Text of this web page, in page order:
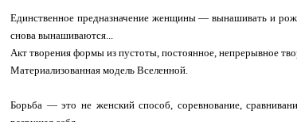
Единственное предназначение женщины — вынашивать и
снова вынашиваются...
Акт творения формы из пустоты, постоянное, непрерывное
Материализованная модель Вселенной.
Борьба — это не женский способ, соревнование,